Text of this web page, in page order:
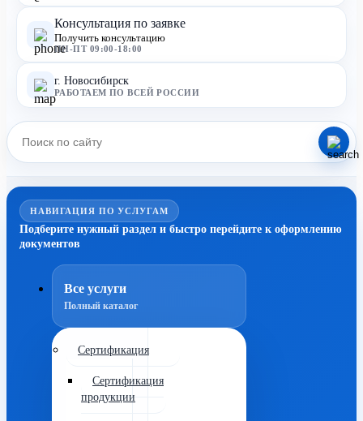
Консультация по заявке
Получить консультацию
ПН-ПТ 09:00-18:00
г. Новосибирск
РАБОТАЕМ ПО ВСЕЙ РОССИИ
НАВИГАЦИЯ ПО УСЛУГАМ
Подберите нужный раздел и быстро перейдите к оформлению
документов
Все услуги
Полный каталог
Сертификация
Сертификация
продукции